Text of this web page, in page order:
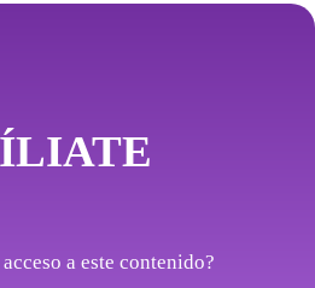
a este contenido?